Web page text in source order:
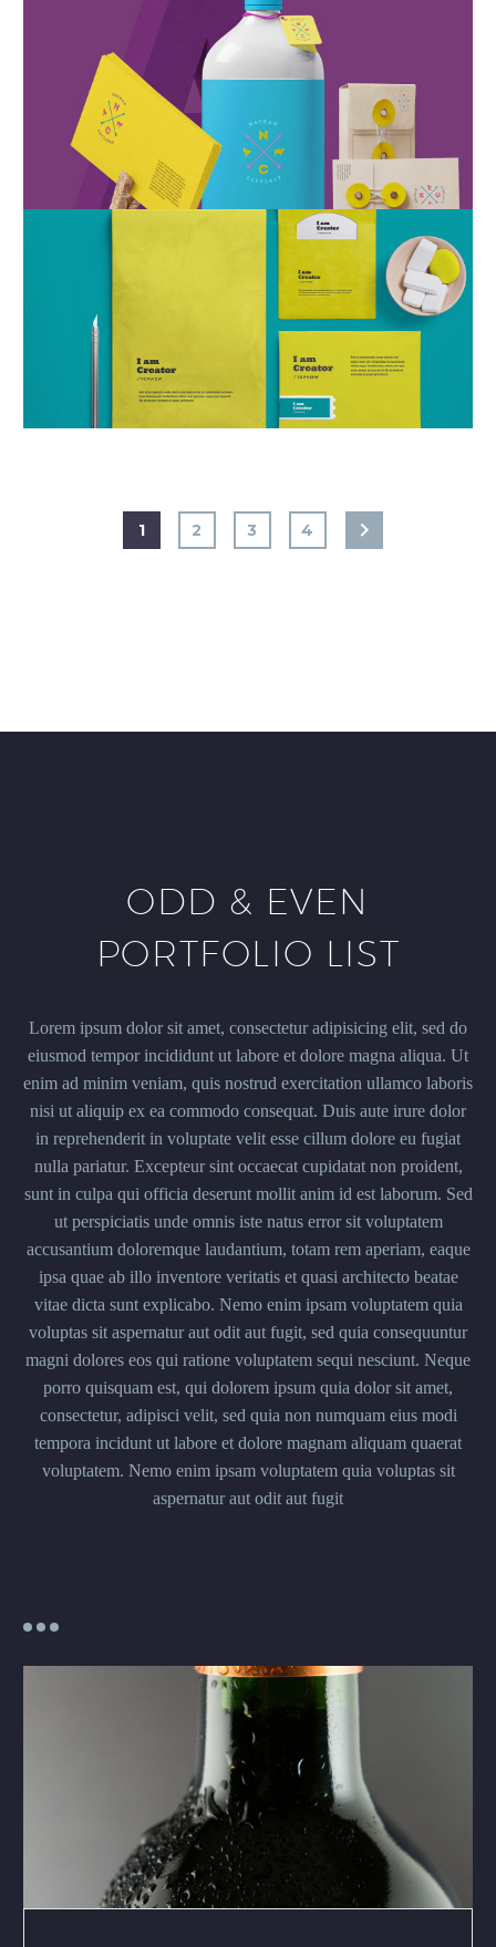
1 2 3 4
ODD & EVEN
PORTFOLIO LIST
Lorem ipsum dolor sit amet, consectetur adipisicing elit, sed do
eiusmod tempor incididunt ut labore et dolore magna aliqua. Ut
enim ad minim veniam, quis nostrud exercitation ullamco laboris
nisi ut aliquip ex ea commodo consequat. Duis aute irure dolor
in reprehenderit in voluptate velit esse cillum dolore eu fugiat
nulla pariatur. Excepteur sint occaecat cupidatat non proident,
sunt in culpa qui officia deserunt mollit anim id est laborum. Sed
ut perspiciatis unde omnis iste natus error sit voluptatem
accusantium doloremque laudantium, totam rem aperiam, eaque
ipsa quae ab illo inventore veritatis et quasi architecto beatae
vitae dicta sunt explicabo. Nemo enim ipsam voluptatem quia
voluptas sit aspernatur aut odit aut fugit, sed quia consequuntur
magni dolores eos qui ratione voluptatem sequi nesciunt. Neque
porro quisquam est, qui dolorem ipsum quia dolor sit amet,
consectetur, adipisci velit, sed quia non numquam eius modi
tempora incidunt ut labore et dolore magnam aliquam quaerat
voluptatem. Nemo enim ipsam voluptatem quia voluptas sit
aspernatur aut odit aut fugit